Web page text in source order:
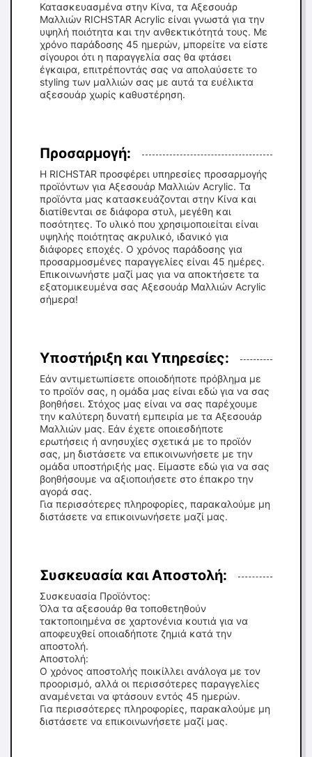
Κατασκευασμένα στην Κίνα, τα Αξεσουάρ
Μαλλιών RICHSTAR Acrylic είναι γνωστά για την
υψηλή ποιότητα και την ανθεκτικότητά τους. Με
χρόνο παράδοσης 45 ημερών, μπορείτε να είστε
σίγουροι ότι η παραγγελία σας θα φτάσει
έγκαιρα, επιτρέποντάς σας να απολαύσετε το
styling των μαλλιών σας με αυτά τα ευέλικτα
αξεσουάρ χωρίς καθυστέρηση.
Προσαρμογή:
Η RICHSTAR προσφέρει υπηρεσίες προσαρμογής
προϊόντων για Αξεσουάρ Μαλλιών Acrylic. Τα
προϊόντα μας κατασκευάζονται στην Κίνα και
διατίθενται σε διάφορα στυλ, μεγέθη και
ποσότητες. Το υλικό που χρησιμοποιείται είναι
υψηλής ποιότητας ακρυλικό, ιδανικό για
διάφορες εποχές. Ο χρόνος παράδοσης για
προσαρμοσμένες παραγγελίες είναι 45 ημέρες.
Επικοινωνήστε μαζί μας για να αποκτήσετε τα
εξατομικευμένα σας Αξεσουάρ Μαλλιών Acrylic
σήμερα!
Υποστήριξη και Υπηρεσίες:
Εάν αντιμετωπίσετε οποιοδήποτε πρόβλημα με
το προϊόν σας, η ομάδα μας είναι εδώ για να σας
βοηθήσει. Στόχος μας είναι να σας παρέχουμε
την καλύτερη δυνατή εμπειρία με τα Αξεσουάρ
Μαλλιών μας. Εάν έχετε οποιεσδήποτε
ερωτήσεις ή ανησυχίες σχετικά με το προϊόν
σας, μη διστάσετε να επικοινωνήσετε με την
ομάδα υποστήριξής μας. Είμαστε εδώ για να σας
βοηθήσουμε να αξιοποιήσετε στο έπακρο την
αγορά σας.
Για περισσότερες πληροφορίες, παρακαλούμε μη
διστάσετε να επικοινωνήσετε μαζί μας.
Συσκευασία και Αποστολή:
Συσκευασία Προϊόντος:
Όλα τα αξεσουάρ θα τοποθετηθούν
τακτοποιημένα σε χαρτονένια κουτιά για να
αποφευχθεί οποιαδήποτε ζημιά κατά την
αποστολή.
Αποστολή:
Ο χρόνος αποστολής ποικίλλει ανάλογα με τον
προορισμό, αλλά οι περισσότερες παραγγελίες
αναμένεται να φτάσουν εντός 45 ημερών.
Για περισσότερες πληροφορίες, παρακαλούμε μη
διστάσετε να επικοινωνήσετε μαζί μας.